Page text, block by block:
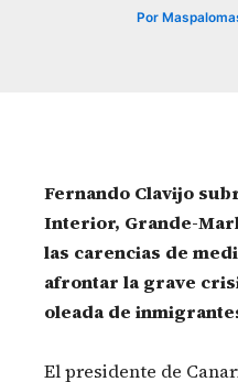
Por
Fernando Clavijo
Interior, Grande-
las carencias de
afrontar la grave
oleada de
El presidente de